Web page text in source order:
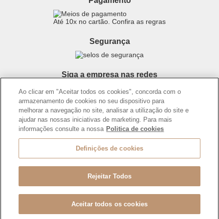
Preferências de Cookies
Consumidor.gov.br
Trocas e Devoluções
Carga Tributária
Produtos Masculinos
Teste do Tom de Base
Corpo e Banho
Encontre o Presente Ideal!
Beauty Week
Guia da Beleza Eudora
Até 10x no cartão. Confira as regras
Segurança
Siga a empresa nas redes
Os preços da loja online podem variar em relação as lojas físicas e
venda direta.
BOTICÁRIO PRODUTOS DE BELEZA LTDA.
Rodovia Régis Bitencourt, KM 437, Ribeirão Vermelho, Registro, SP,
CEP 11900-000 | CNPJ/MF 11.137.051/0406-41
Pode Confiar
Ao clicar em "Aceitar todos os cookies", concorda com o
armazenamento de cookies no seu dispositivo para
melhorar a navegação no site, analisar a utilização do site e
ajudar nas nossas iniciativas de marketing. Para mais
informações consulte a nossa Politica de cookies
Definições de cookies
Rejeitar Todos
Aceitar todos os cookies